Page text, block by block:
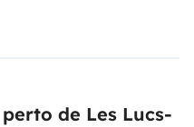
de Les Lucs-